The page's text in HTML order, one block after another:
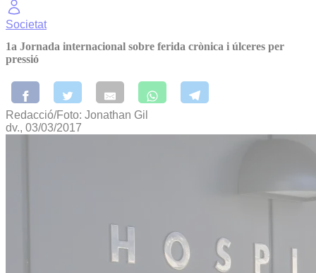
Societat
1a Jornada internacional sobre ferida crònica i úlceres per
pressió
Redacció/Foto: Jonathan Gil
dv., 03/03/2017